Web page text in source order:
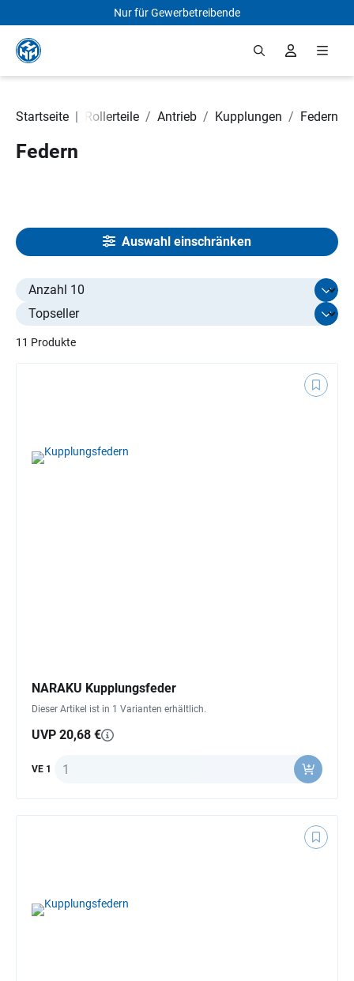
Zum Hauptinhalt springen
Nur für Gewerbetreibende
Startseite |
Motorrad- und Rollerteile / Antrieb / Kupplungen / Federn
Federn
Auswahl einschränken
11 Produkte
Select limit
NARAKU Kupplungsfeder
Dieser Artikel ist in 1 Varianten erhältlich.
UVP 20,68 €
VE 1 Anzahl